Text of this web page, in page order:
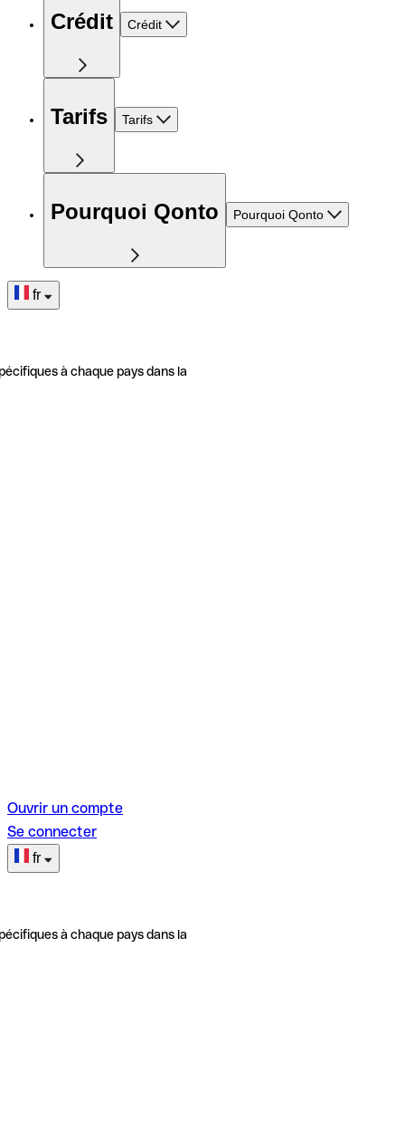
Crédit Crédit
Tarifs Tarifs
Pourquoi Qonto Pourquoi Qonto
fr
à chaque pays dans la
Ouvrir un compte
Se connecter
fr
à chaque pays dans la